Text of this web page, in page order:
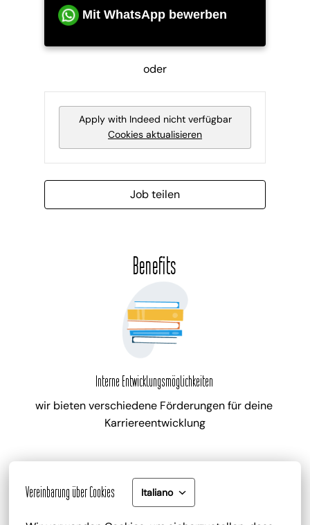
Vereinbarung über Cookies Italiano
Mit WhatsApp bewerben
oder
Apply with Indeed nicht verfügbar
Cookies aktualisieren
Job teilen
Benefits
Interne Entwicklungsmöglichkeiten
wir bieten verschiedene Förderungen für deine
Karriereentwicklung